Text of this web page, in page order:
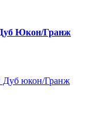
Юкон/Гранж